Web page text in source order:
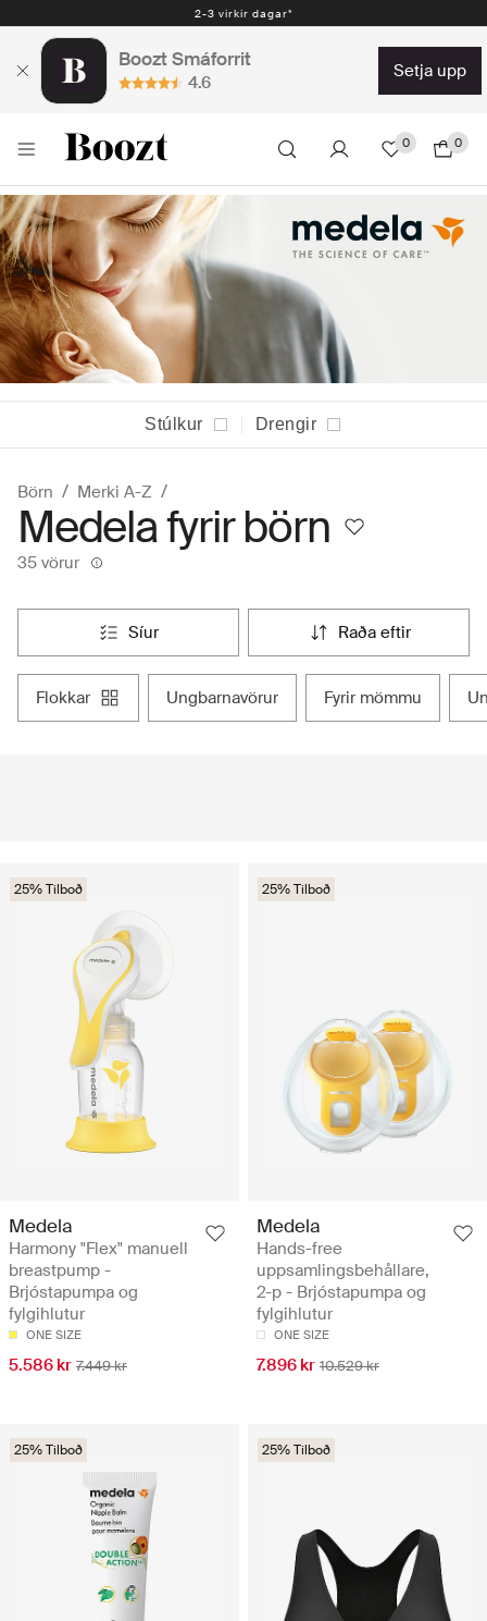
Auðveld skil 30 dagar - 2.300 kr
Boozt Smáforrit
4.6
setja upp
0 0
Stúlkur Drengir
Börn Merki A-Z
Medela fyrir börn
35 vörur
síur raða eftir
flokkar ungbarnavörur fyrir mömmu
25% Tilboð
Medela
Harmony "Flex" manuell
breastpump -
Brjóstapumpa og
fylgihlutur
ONE SIZE
5.586 kr 7.449 kr
25% Tilboð
Medela
Hands-free
uppsamlingsbehållare,
2-p - Brjóstapumpa og
fylgihlutur
ONE SIZE
7.896 kr 10.529 kr
25% Tilboð 25% Tilboð